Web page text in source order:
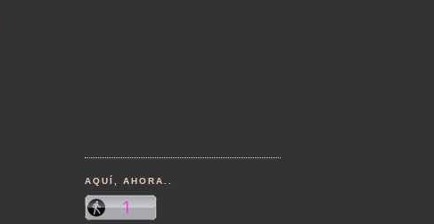
AQUÍ, AHORA..